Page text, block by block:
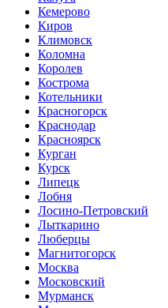
Кемерово
Киров
Климовск
Коломна
Королев
Кострома
Котельники
Красногорск
Краснодар
Красноярск
Курган
Курск
Липецк
Лобня
Лосино-Петровский
Лыткарино
Люберцы
Магнитогорск
Москва
Московский
Мурманск